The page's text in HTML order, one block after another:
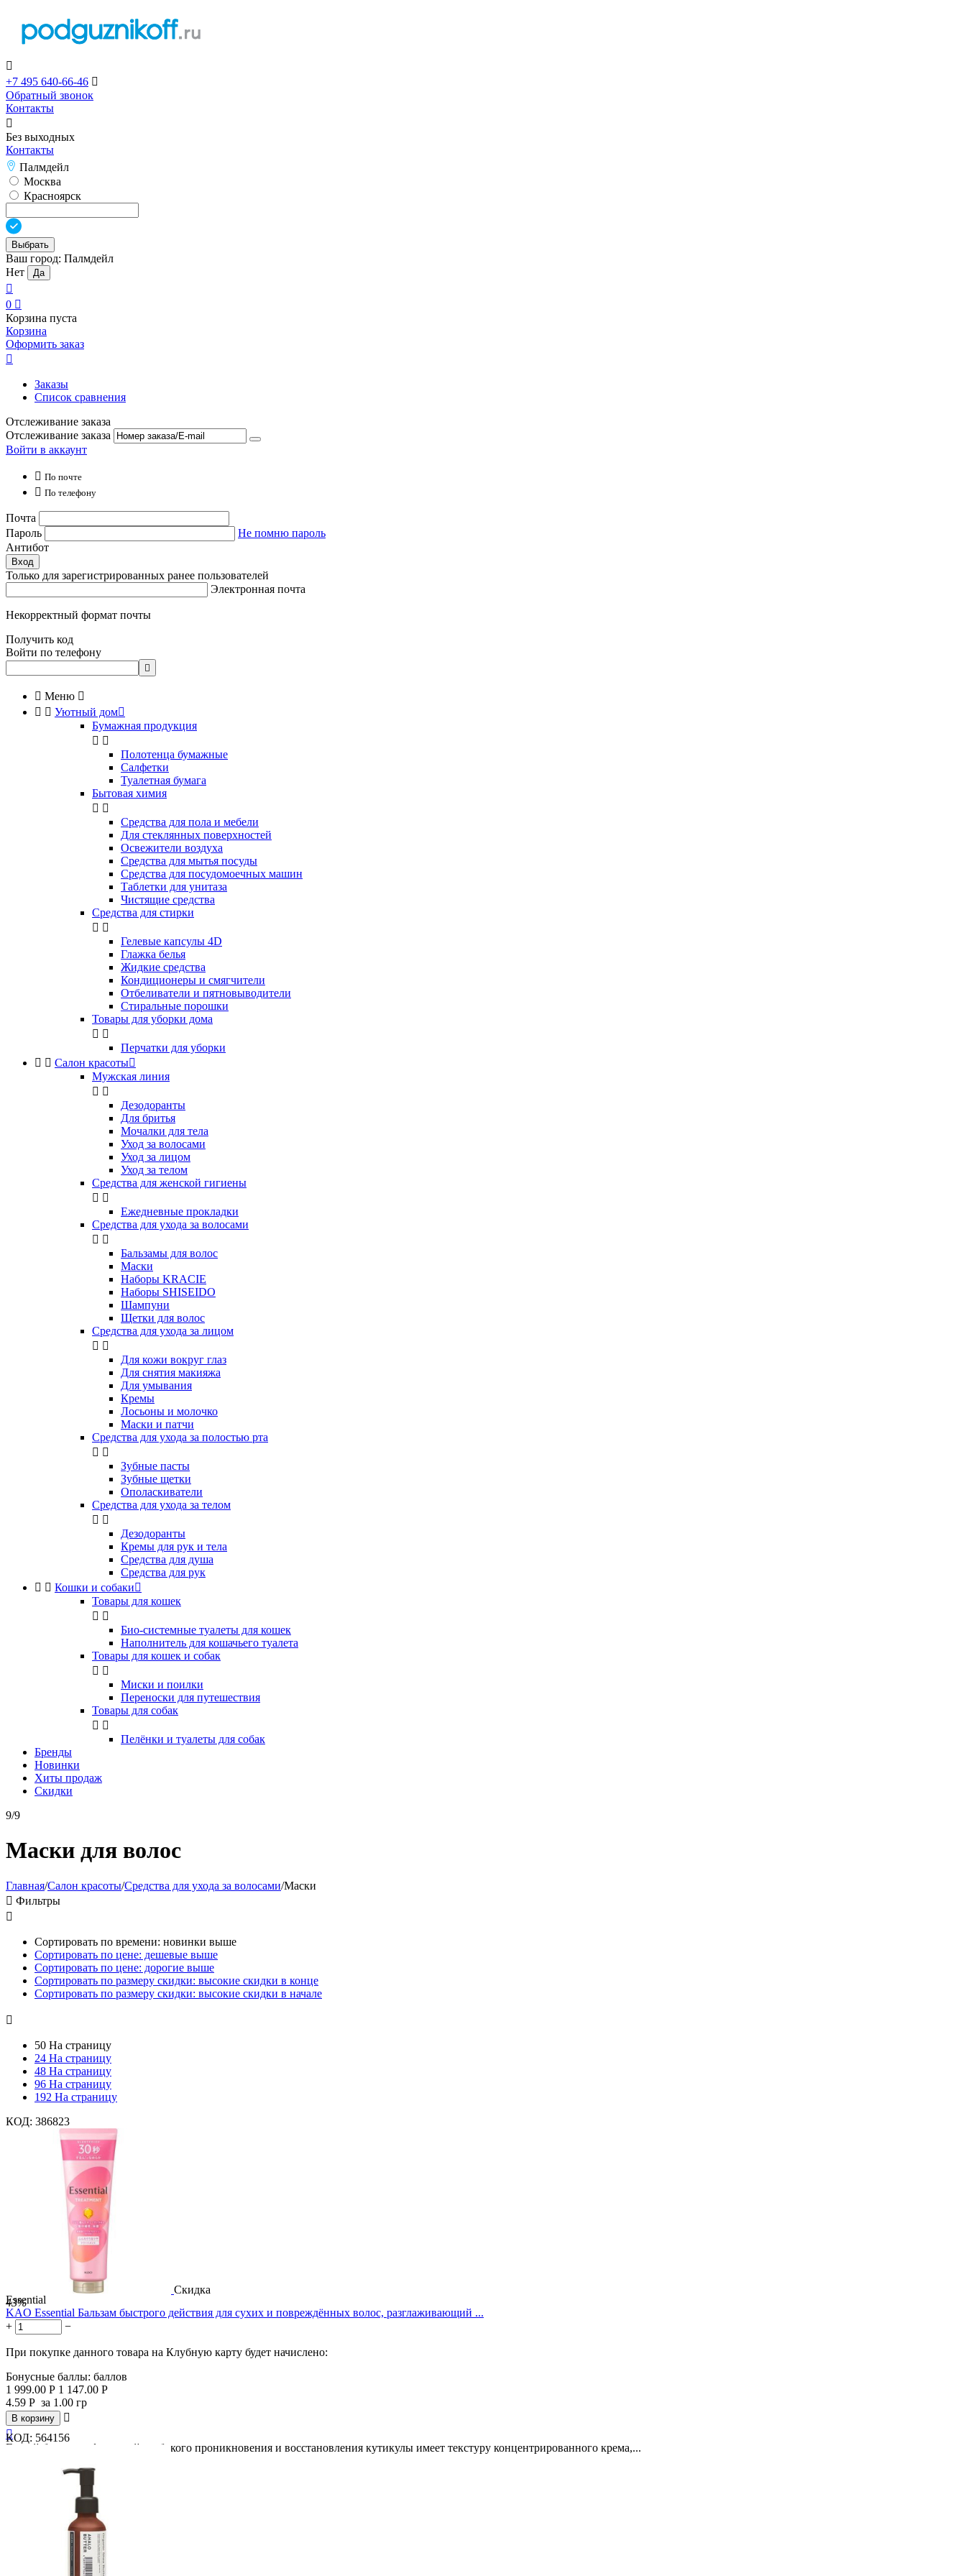

+7 495 640-66-46 
Обратный звонок
Контакты

Без выходных
Контакты
Палмдейл
Москва
Красноярск
Выбрать
Ваш город: Палмдейл
Нет
Да

0 
Корзина пуста
Корзина
Оформить заказ

Заказы
Список сравнения
Отслеживание заказа
Отслеживание заказа
Войти в аккаунт
 По почте
 По телефону
Почта
Пароль
Не помню пароль
Антибот
Вход
Только для зарегистрированных ранее пользователей
Электронная почта
Некорректный формат почты
Получить код
Войти по телефону

 Меню 
  Уютный дом
Бумажная продукция
 
Полотенца бумажные
Салфетки
Туалетная бумага
Бытовая химия
 
Cредства для пола и мебели
Для стеклянных поверхностей
Освежители воздуха
Средства для мытья посуды
Средства для посудомоечных машин
Таблетки для унитаза
Чистящие средства
Средства для стирки
 
Гелевые капсулы 4D
Глажка белья
Жидкие средства
Кондиционеры и смягчители
Отбеливатели и пятновыводители
Стиральные порошки
Товары для уборки дома
 
Перчатки для уборки
  Салон красоты
Мужская линия
 
Дезодоранты
Для бритья
Мочалки для тела
Уход за волосами
Уход за лицом
Уход за телом
Средства для женской гигиены
 
Ежедневные прокладки
Средства для ухода за волосами
 
Бальзамы для волос
Маски
Наборы KRACIE
Наборы SHISEIDO
Шампуни
Щетки для волос
Средства для ухода за лицом
 
Для кожи вокруг глаз
Для снятия макияжа
Для умывания
Кремы
Лосьоны и молочко
Маски и патчи
Средства для ухода за полостью рта
 
Зубные пасты
Зубные щетки
Ополаскиватели
Средства для ухода за телом
 
Дезодоранты
Кремы для рук и тела
Средства для душа
Средства для рук
  Кошки и собаки
Товары для кошек
 
Био-системные туалеты для кошек
Наполнитель для кошачьего туалета
Товары для кошек и собак
 
Миски и поилки
Переноски для путешествия
Товары для собак
 
Пелёнки и туалеты для собак
Бренды
Новинки
Хиты продаж
Скидки
9/9
Маски для волос
Главная/Салон красоты/Средства для ухода за волосами/Маски
 Фильтры

Сортировать по времени: новинки выше
Сортировать по цене: дешевые выше
Сортировать по цене: дорогие выше
Сортировать по размеру скидки: высокие скидки в конце
Сортировать по размеру скидки: высокие скидки в начале

50 На страницу
24 На страницу
48 На страницу
96 На страницу
192 На страницу
КОД: 386823
Скидка
43%
Essential
KAO Essential Бальзам быстрого действия для сухих и повреждённых волос, разглаживающий ...
+
−
При покупке данного товара на Клубную карту будет начислено:
Бонусные баллы: баллов
1 999.00 Р 1 147.00 Р
4.59 Р за 1.00 гр
В корзину


Густой бальзам с формулой глубокого проникновения и восстановления кутикулы имеет текстуру концентрированного крема,...
КОД: 564156